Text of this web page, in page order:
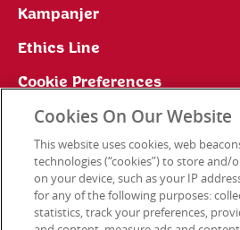
Kampanjer
Ethics Line
Cookie Preferences
Juridisk information
Integritetsmeddelande
En god start
Vilka är vi?
Cookies On Our Website
This website uses cookies, web
technologies (“cookies”) to store and/
on your device, such as your IP
for any of the following purposes:
statistics, track your preferences,